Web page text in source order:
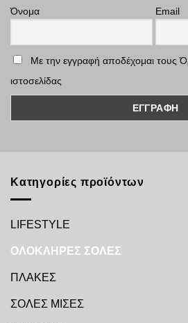
Όνομα Email
Με την εγγραφή αποδέχομαι τους
ιστοσελίδας
Κατηγορίες προϊόντων
LIFESTYLE
ΟΛΟΚΛΗΡΕΣ ΣΟΛΕΣ
ΠΛΑΚΕΣ
ΣΟΛΕΣ ΜΙΣΕΣ